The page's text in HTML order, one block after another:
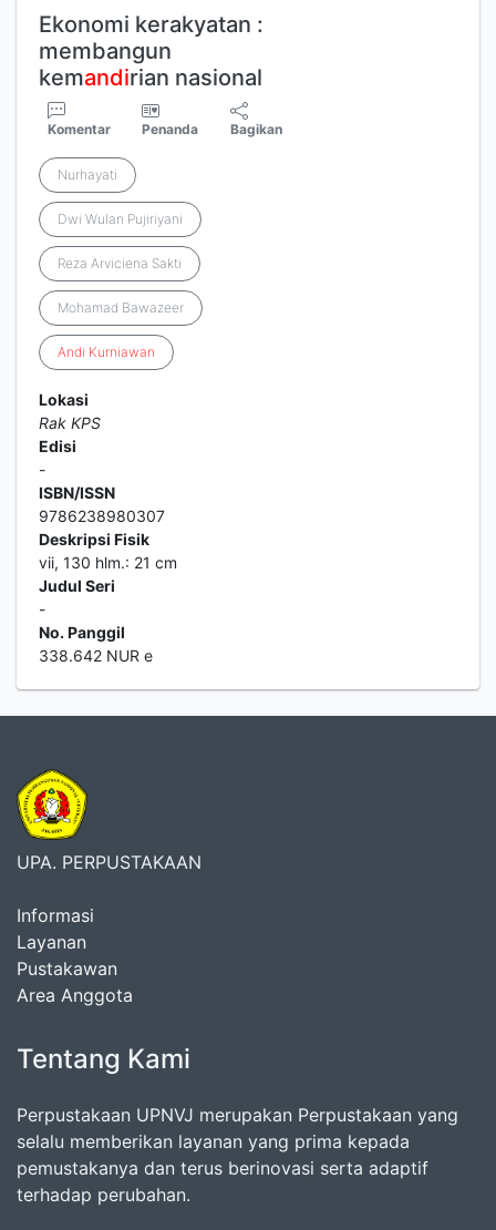
Ekonomi kerakyatan :
membangun
kemandirian nasional
Komentar Penanda Bagikan
Nurhayati
Dwi Wulan Pujiriyani
Reza Arviciena Sakti
Mohamad Bawazeer
Andi Kurniawan
Lokasi
Rak KPS
Edisi
-
ISBN/ISSN
9786238980307
Deskripsi Fisik
vii, 130 hlm.: 21 cm
Judul Seri
-
No. Panggil
338.642 NUR e
UPA. PERPUSTAKAAN
Informasi
Layanan
Pustakawan
Area Anggota
Tentang Kami
Perpustakaan UPNVJ merupakan Perpustakaan yang
selalu memberikan layanan yang prima kepada
pemustakanya dan terus berinovasi serta adaptif
terhadap perubahan.